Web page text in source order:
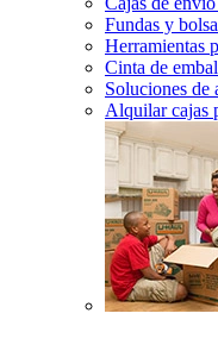
Fundas y
Herramientas
Cinta de
Soluciones de
Alquilar cajas